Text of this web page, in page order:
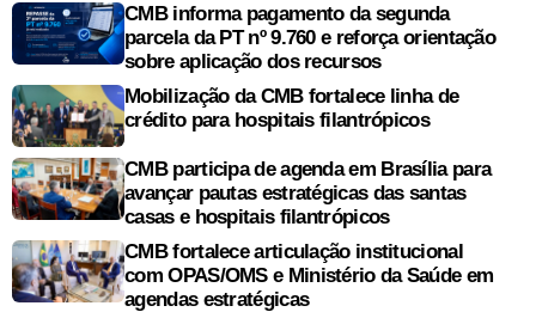
CMB informa pagamento da segunda
parcela da PT nº 9.760 e reforça orientação
sobre aplicação dos recursos
Mobilização da CMB fortalece linha de
crédito para hospitais filantrópicos
CMB participa de agenda em Brasília para
avançar pautas estratégicas das santas
casas e hospitais filantrópicos
CMB fortalece articulação institucional
com OPAS/OMS e Ministério da Saúde em
agendas estratégicas